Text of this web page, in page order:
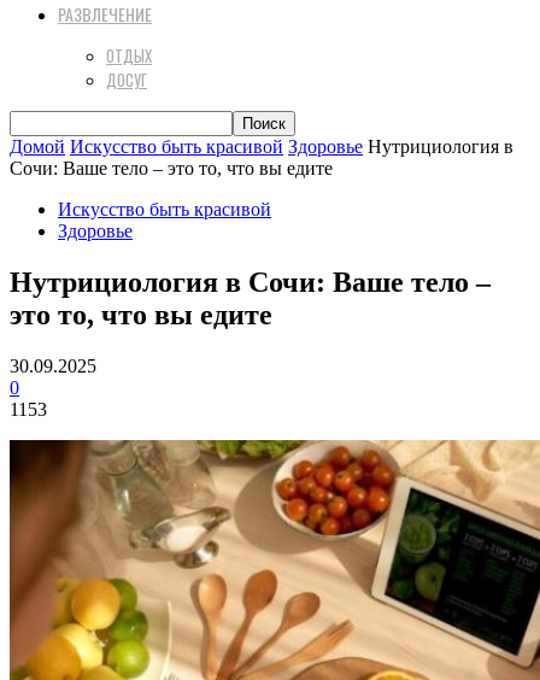
РАЗВЛЕЧЕНИЕ
ОТДЫХ
ДОСУГ
Домой Искусство быть красивой Здоровье Нутрициология в
Сочи: Ваше тело – это то, что вы едите
Искусство быть красивой
Здоровье
Нутрициология в Сочи: Ваше тело –
это то, что вы едите
30.09.2025
0
1153